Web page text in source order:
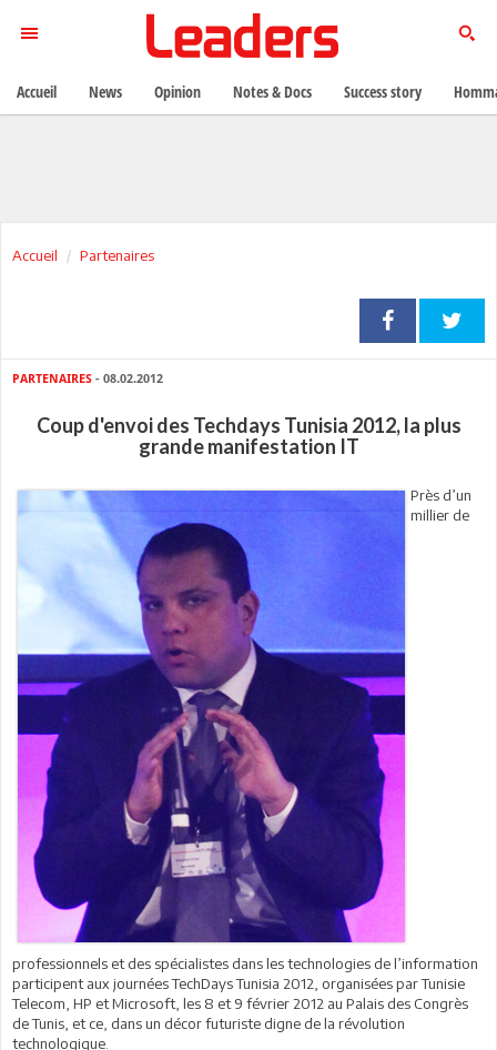
Accueil Partenaires
PARTENAIRES - 08.02.2012
Coup d'envoi des Techdays Tunisia 2012, la plus
grande manifestation IT
Près d’un
millier de
professionnels et des spécialistes dans les technologies de l’information
participent aux journées TechDays Tunisia 2012, organisées par Tunisie
Telecom, HP et Microsoft, les 8 et 9 février 2012 au Palais des Congrès
de Tunis, et ce, dans un décor futuriste digne de la révolution
technologique.
Accueil News Opinion Notes & Docs Success story